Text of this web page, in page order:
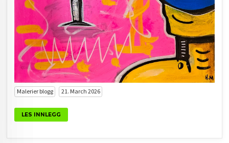
Malerier blogg 21. March 2026
LES INNLEGG